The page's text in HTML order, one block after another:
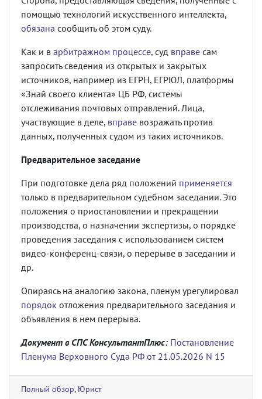
помощью технологий искусственного интеллекта,
обязана сообщить об этом суду.
Как и в арбитражном процессе, суд вправе сам
запросить сведения из открытых и закрытых
источников, например из ЕГРН, ЕГРЮЛ, платформы
«Знай своего клиента» ЦБ РФ, системы
отслеживания почтовых отправлений. Лица,
участвующие в деле, вправе возражать против
данных, полученных судом из таких источников.
Предварительное заседание
При подготовке дела ряд положений применяется
только в предварительном судебном заседании. Это
положения о приостановлении и прекращении
производства, о назначении экспертизы, о порядке
проведения заседания с использованием систем
видео-конференц-связи, о перерыве в заседании и
др.
Опираясь на аналогию закона, пленум урегулировал
порядок отложения предварительного заседания и
объявления в нем перерыва.
Документ в СПС КонсультантПлюс: Постановление
Пленума Верховного Суда РФ от 21.05.2026 N 15
Полный обзор, Юрист